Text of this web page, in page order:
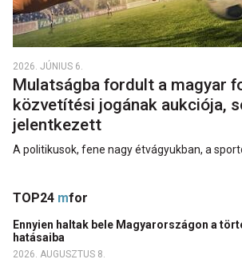
2026. JÚNIUS 6.
Mulatságba fordult a magyar
közvetítési jogának aukciója,
jelentkezett
A politikusok, fene nagy étvágyukban, a
TOP24 mfor
Ennyien haltak bele Magyarországon a
hatásaiba
2026. AUGUSZTUS 8.